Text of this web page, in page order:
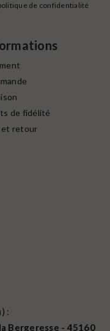
de confidentialité
de fidélité
et retour
:
Bergeresse - 45160